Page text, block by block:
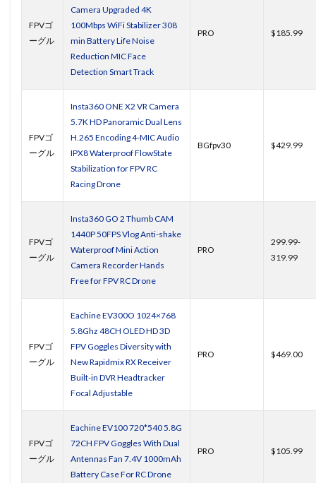
FPVゴ
ーグル
Camera Upgraded 4K
100Mbps WiFi Stabilizer 308
min Battery Life Noise
Reduction MIC Face
Detection Smart Track
PRO $185.99
FPVゴ
ーグル
Insta360 ONE X2 VR Camera
5.7K HD Panoramic Dual Lens
H.265 Encoding 4-MIC Audio
IPX8 Waterproof FlowState
Stabilization for FPV RC
Racing Drone
BGfpv30 $429.99
FPVゴ
ーグル
Insta360 GO 2 Thumb CAM
1440P 50FPS Vlog Anti-shake
Waterproof Mini Action
Camera Recorder Hands
Free for FPV RC Drone
PRO
299.99-
319.99
FPVゴ
ーグル
Eachine EV300O 1024×768
5.8Ghz 48CH OLED HD 3D
FPV Goggles Diversity with
New Rapidmix RX Receiver
Built-in DVR Headtracker
Focal Adjustable
PRO $469.00
FPVゴ
ーグル
Eachine EV100 720*540 5.8G
72CH FPV Goggles With Dual
Antennas Fan 7.4V 1000mAh
Battery Case For RC Drone
PRO $105.99